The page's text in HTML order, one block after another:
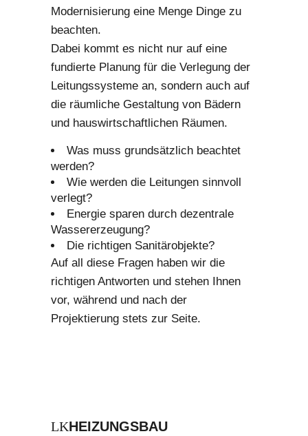
Modernisierung eine Menge Dinge zu
beachten.
Dabei kommt es nicht nur auf eine
fundierte Planung für die Verlegung der
Leitungssysteme an, sondern auch auf
die räumliche Gestaltung von Bädern
und hauswirtschaftlichen Räumen.
Was muss grundsätzlich beachtet
werden?
Wie werden die Leitungen sinnvoll
verlegt?
Energie sparen durch dezentrale
Wassererzeugung?
Die richtigen Sanitärobjekte?
Auf all diese Fragen haben wir die
richtigen Antworten und stehen Ihnen
vor, während und nach der
Projektierung stets zur Seite.
HEIZUNGSBAU